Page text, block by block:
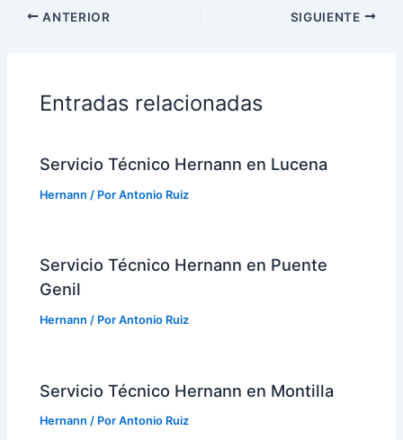
ANTERIOR SIGUIENTE
Entradas relacionadas
Servicio Técnico Hernann en Lucena
Hernann / PorAntonio Ruiz
Servicio Técnico Hernann en Puente
Genil
Hernann / PorAntonio Ruiz
Servicio Técnico Hernann en Montilla
Hernann / PorAntonio Ruiz